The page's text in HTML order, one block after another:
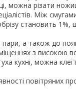
можна різати
Між
становить 1%,
пари, а також до
з високою
кухні, можна
повітряних